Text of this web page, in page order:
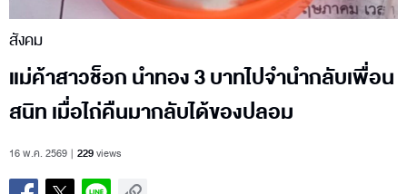
สังคม
แม่ค้าสาวช็อก นำทอง 3 บาทไปจำนำกลับเพื่อน
สนิท เมื่อไถ่คืนมากลับได้ของปลอม
16 พ.ค. 2569 229views